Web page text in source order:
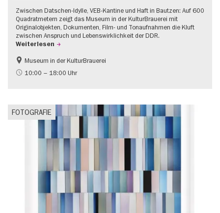
Zwischen Datschen-Idylle, VEB-Kantine und Haft in Bautzen: Auf 600
Quadratmetern zeigt das Museum in der KulturBrauerei mit
Originalobjekten, Dokumenten, Film- und Tonaufnahmen die Kluft
zwischen Anspruch und Lebenswirklichkeit der DDR.
Weiterlesen
Berliner Mauer
DDR-Geschichte
Museum in der KulturBrauerei
10:00 – 18:00 Uhr
FOTOGRAFIE